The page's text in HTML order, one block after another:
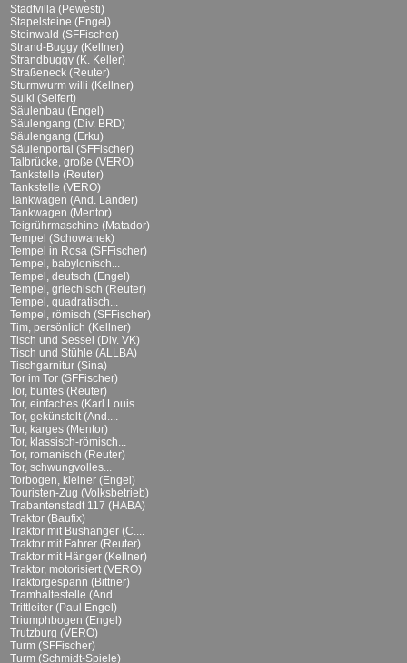
Stadtvilla (Pewesti)
Stapelsteine (Engel)
Steinwald (SFFischer)
Strand-Buggy (Kellner)
Strandbuggy (K. Keller)
Straßeneck (Reuter)
Sturmwurm willi (Kellner)
Sulki (Seifert)
Säulenbau (Engel)
Säulengang (Div. BRD)
Säulengang (Erku)
Säulenportal (SFFischer)
Talbrücke, große (VERO)
Tankstelle (Reuter)
Tankstelle (VERO)
Tankwagen (And. Länder)
Tankwagen (Mentor)
Teigrührmaschine (Matador)
Tempel (Schowanek)
Tempel in Rosa (SFFischer)
Tempel, babylonisch...
Tempel, deutsch (Engel)
Tempel, griechisch (Reuter)
Tempel, quadratisch...
Tempel, römisch (SFFischer)
Tim, persönlich (Kellner)
Tisch und Sessel (Div. VK)
Tisch und Stühle (ALLBA)
Tischgarnitur (Sina)
Tor im Tor (SFFischer)
Tor, buntes (Reuter)
Tor, einfaches (Karl Louis...
Tor, gekünstelt (And....
Tor, karges (Mentor)
Tor, klassisch-römisch...
Tor, romanisch (Reuter)
Tor, schwungvolles...
Torbogen, kleiner (Engel)
Touristen-Zug (Volksbetrieb)
Trabantenstadt 117 (HABA)
Traktor (Baufix)
Traktor mit Bushänger (C....
Traktor mit Fahrer (Reuter)
Traktor mit Hänger (Kellner)
Traktor, motorisiert (VERO)
Traktorgespann (Bittner)
Tramhaltestelle (And....
Trittleiter (Paul Engel)
Triumphbogen (Engel)
Trutzburg (VERO)
Turm (SFFischer)
Turm (Schmidt-Spiele)